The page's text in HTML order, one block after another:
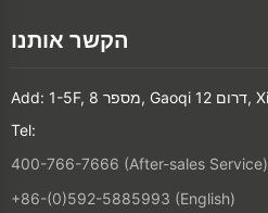
הקשר אותנו
Tel:
400-766-7666 (After-sales Service)
+86-(0)592-5885993 (English)